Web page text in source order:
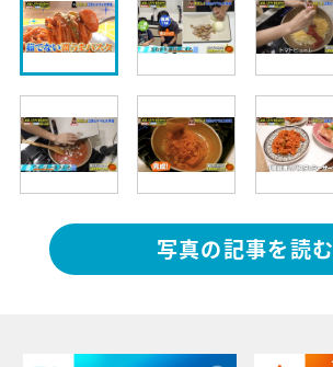
写真の記事を読む